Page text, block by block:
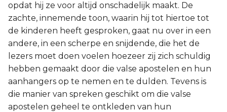
opdat hij ze voor altijd onschadelijk maakt. De
zachte, innemende toon, waarin hij tot hiertoe tot
de kinderen heeft gesproken, gaat nu over in een
andere, in een scherpe en snijdende, die het de
lezers moet doen voelen hoezeer zij zich schuldig
hebben gemaakt door die valse apostelen en hun
aanhangers op te nemen en te dulden. Tevens is
die manier van spreken geschikt om die valse
apostelen geheel te ontkleden van hun